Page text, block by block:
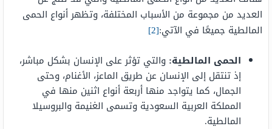
العديد من مجموعة من الأسباب المختلفة، وتظهر أنواع الحمى
المالطية جميعًا في الآتي:[2]
الحمى المالطية: والتي تؤثر على الإنسان بشكل مباشر،
إذ تنتقل إلى الإنسان عن طريق الماعز، الأغنام، وحتى
الجمال، كما يتواجد منها أربعة أنواع اثنين منها في
المملكة العربية السعودية وتسمى الغنيمة والبروسيلا
المالطية.